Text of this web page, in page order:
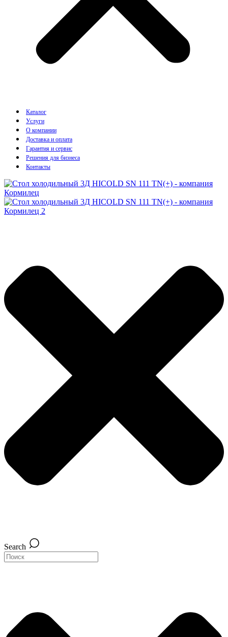
Каталог
Услуги
О компании
Доставка и оплата
Гарантия и сервис
Решения для бизнеса
Контакты
Search